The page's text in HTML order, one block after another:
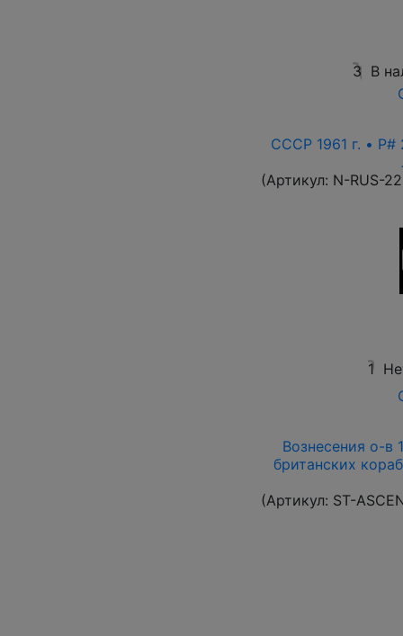
3 В
СССР 1961 г. •
(Артикул: N-RUS-
1
Вознесения о-в
британских
(Артикул: ST-